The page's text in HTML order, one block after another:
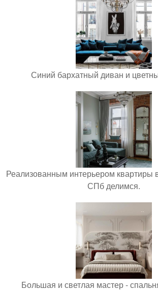
Синий бархатный диван и
Реализованным интерьером квартиры
СПб делимся.
Большая и светлая мастер -